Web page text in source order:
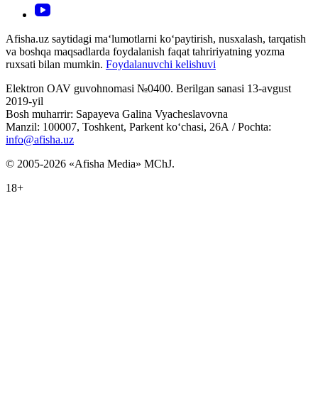
Afisha.uz saytidagi ma‘lumotlarni ko‘paytirish, nusxalash, tarqatish
va boshqa maqsadlarda foydalanish faqat tahririyatning yozma
ruxsati bilan mumkin. Foydalanuvchi kelishuvi
Elektron OAV guvohnomasi №0400. Berilgan sanasi 13-avgust
2019-yil
Bosh muharrir: Sapayeva Galina Vyacheslavovna
Manzil: 100007, Toshkent, Parkent ko‘chasi, 26А / Pochta:
info@afisha.uz
© 2005-2026 «Afisha Media» MChJ.
18+